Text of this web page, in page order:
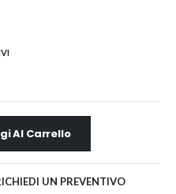
Al Carrello
UN PREVENTIVO